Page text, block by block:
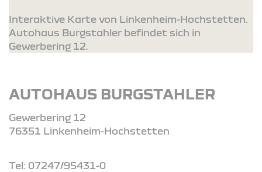
Interaktive Karte von Linkenheim-Hochstetten.
Autohaus Burgstahler befindet sich in
Gewerbering 12.
AUTOHAUS BURGSTAHLER
Gewerbering 12
76351 Linkenheim-Hochstetten
Tel: 07247/95431-0